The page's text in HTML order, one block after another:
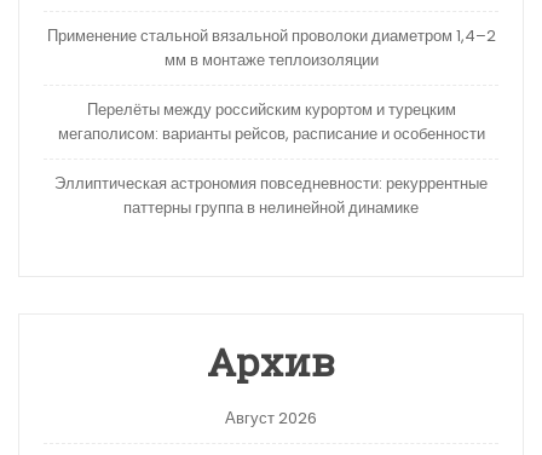
Применение стальной вязальной проволоки диаметром 1,4–2
мм в монтаже теплоизоляции
Перелёты между российским курортом и турецким
мегаполисом: варианты рейсов, расписание и особенности
Эллиптическая астрономия повседневности: рекуррентные
паттерны группа в нелинейной динамике
Архив
Август 2026